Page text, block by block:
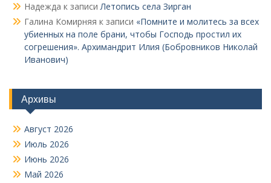
Надежда к записиЛетопись села Зирган
Галина Комирняя к записи «Помните и молитесь за всех
убиенных на поле брани, чтобы Господь простил их
согрешения». Архимандрит Илия (Бобровников Николай
Иванович)
Архивы
Август 2026
Июль 2026
Июнь 2026
Май 2026